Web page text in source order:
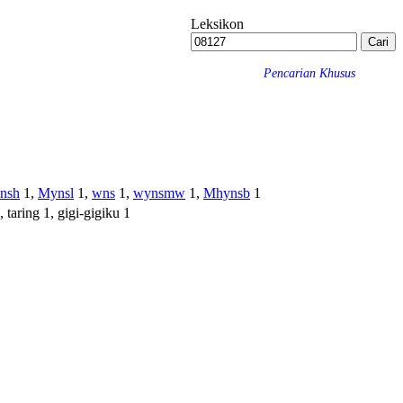
Leksikon
Pencarian Khusus
1, Mynsl 1, wns 1, wynsmw 1, Mhynsb 1
taring 1, gigi-gigiku 1